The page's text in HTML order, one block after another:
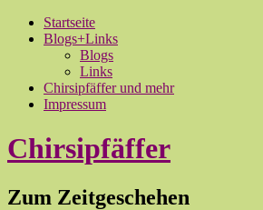
Startseite
Blogs+Links
Blogs
Links
Chirsipfäffer und mehr
Impressum
Chirsipfäffer
Zum Zeitgeschehen